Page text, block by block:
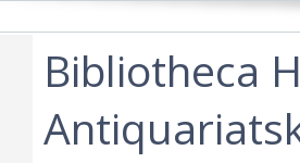
‎Bibliotheca